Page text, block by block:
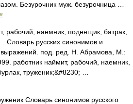
Безурочник муж. безурочница …
рабочий, наемник, поденщик, батрак,
. Словарь русских синонимов и
под. ред. Н. Абрамова, М.:
работник наймит, рабочий, наемник,
труженик;&#8230; …
Словарь синонимов русского